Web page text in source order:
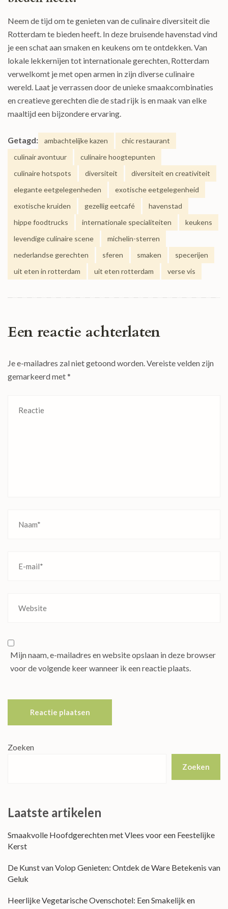
Neem de tijd om te genieten van de culinaire diversiteit die
Rotterdam te bieden heeft. In deze bruisende havenstad vind
je een schat aan smaken en keukens om te ontdekken. Van
lokale lekkernijen tot internationale gerechten, Rotterdam
verwelkomt je met open armen in zijn diverse culinaire
wereld. Laat je verrassen door de unieke smaakcombinaties
en creatieve gerechten die de stad rijk is en maak van elke
maaltijd een bijzondere ervaring.
Getagd: ambachtelijke kazen
chic restaurant
culinair avontuur
culinaire hoogtepunten
culinaire hotspots
diversiteit
diversiteit en creativiteit
elegante eetgelegenheden
exotische eetgelegenheid
exotische kruiden
gezellig eetcafé
havenstad
hippe foodtrucks
internationale specialiteiten
keukens
levendige culinaire scene
michelin-sterren
nederlandse gerechten
sferen smaken
specerijen
uit eten in rotterdam
uit eten rotterdam verse vis
Een reactie achterlaten
Je e-mailadres zal niet getoond worden.Vereiste velden zijn
gemarkeerd met*
Mijn naam, e-mailadres en website opslaan in deze browser
voor de volgende keer wanneer ik een reactie plaats.
Zoeken
Zoeken
Laatste artikelen
Smaakvolle Hoofdgerechten met Vlees voor een Feestelijke
Kerst
De Kunst van Volop Genieten: Ontdek de Ware Betekenis van
Geluk
Heerlijke Vegetarische Ovenschotel: Een Smakelijk en